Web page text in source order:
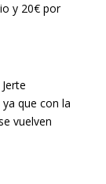
y 20€ por
que con la
vuelven